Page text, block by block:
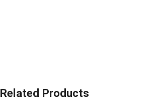
Related Products